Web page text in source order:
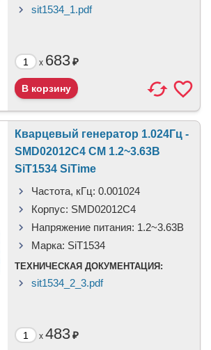
sit1534_1.pdf
x 683₽
Кварцевый генератор 1.024Гц -
SMD02012C4 CM 1.2~3.63В
SiT1534 SiTime
Частота, кГц: 0.001024
Корпус: SMD02012C4
Напряжение питания: 1.2~3.63В
Марка: SiT1534
ТЕХНИЧЕСКАЯ ДОКУМЕНТАЦИЯ:
sit1534_2_3.pdf
x 483₽